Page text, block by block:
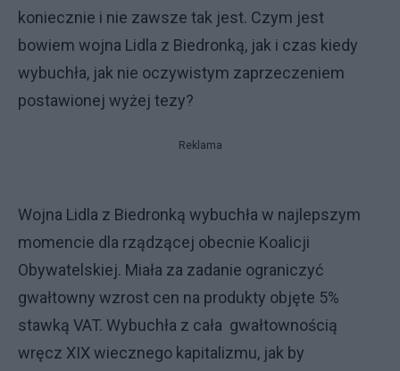
koniecznie i nie zawsze tak jest. Czym jest
bowiem wojna Lidla z Biedronką, jak i czas kiedy
wybuchła, jak nie oczywistym zaprzeczeniem
postawionej wyżej tezy?
Reklama
Wojna Lidla z Biedronką wybuchła w najlepszym
momencie dla rządzącej obecnie Koalicji
Obywatelskiej. Miała za zadanie ograniczyć
gwałtowny wzrost cen na produkty objęte 5%
stawką VAT. Wybuchła z cała gwałtownością
wręcz XIX wiecznego kapitalizmu, jak by